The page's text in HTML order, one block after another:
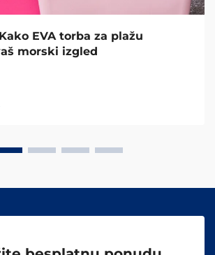
EVA torba za plažu
morski izgled